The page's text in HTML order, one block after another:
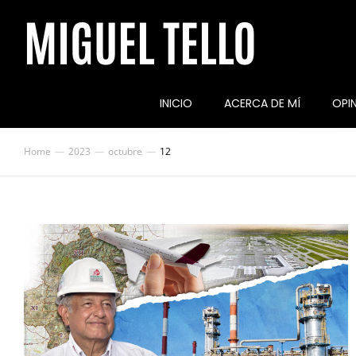
MIGUEL TELLO
INICIO ACERCA DE MÍ
You are here:
Home 2023 octubre 12